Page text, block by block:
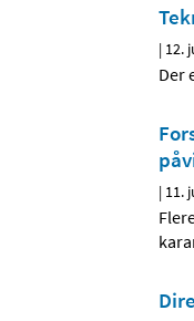
| 12.
Der
| 11.